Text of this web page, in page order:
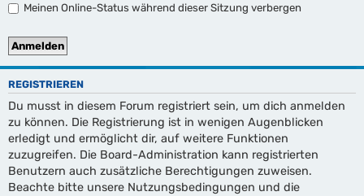
Meinen Online-Status während dieser Sitzung verbergen
REGISTRIEREN
Du musst in diesem Forum registriert sein, um dich anmelden
zu können. Die Registrierung ist in wenigen Augenblicken
erledigt und ermöglicht dir, auf weitere Funktionen
zuzugreifen. Die Board-Administration kann registrierten
Benutzern auch zusätzliche Berechtigungen zuweisen.
Beachte bitte unsere Nutzungsbedingungen und die